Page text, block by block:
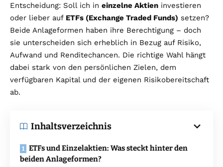
Entscheidung: Soll ich in einzelne Aktien investieren
oder lieber auf ETFs (Exchange Traded Funds) setzen?
Beide Anlageformen haben ihre Berechtigung – doch
sie unterscheiden sich erheblich in Bezug auf Risiko,
Aufwand und Renditechancen. Die richtige Wahl hängt
dabei stark von den persönlichen Zielen, dem
verfügbaren Kapital und der eigenen Risikobereitschaft
ab.
Inhaltsverzeichnis
ETFs und Einzelaktien: Was steckt hinter den
beiden Anlageformen?